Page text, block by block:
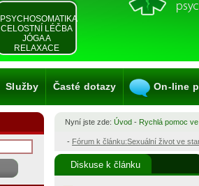
PSYCHOSOMATIKA
CELOSTNÍ LÉČBA
JÓGA A
RELAXACE
Služby Časté dotazy On-line
Nyní jste zde: Úvod - Rychlá pomoc
- Fórum k článku:Sexuální život ve
Diskuse k článku